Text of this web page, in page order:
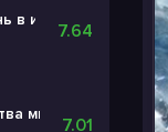
в ином мире 2
7.64
миров 37.01